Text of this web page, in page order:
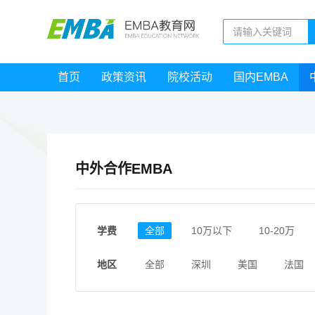
首页 政策资讯 院校活动 国内EMBA
中外合作EMBA
学费 全部 10万以下 10-20万
地区 全部 深圳 美国 法国